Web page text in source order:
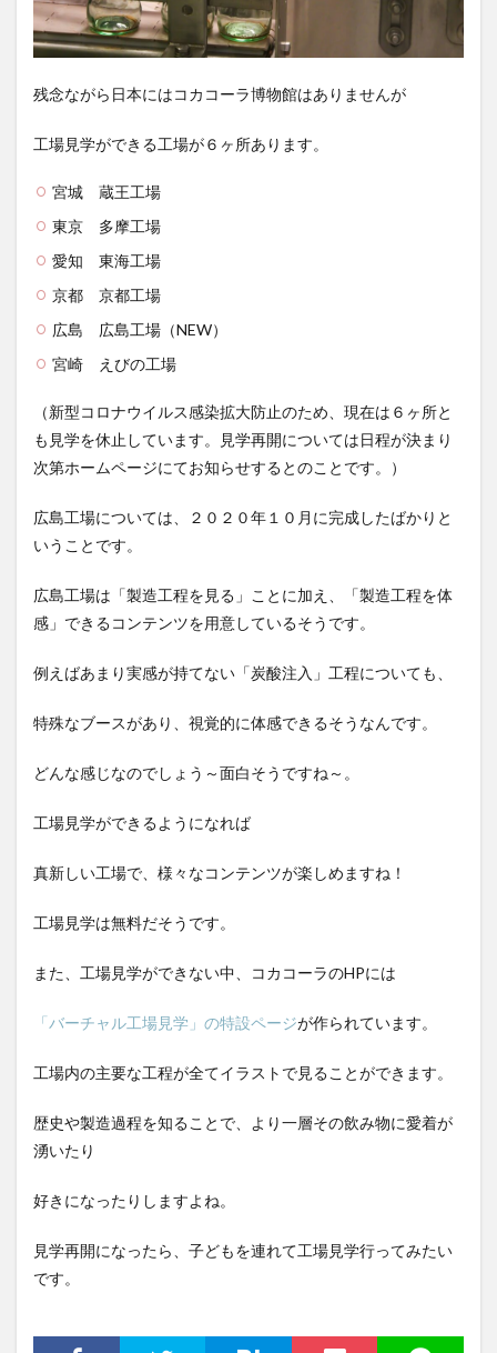
残念ながら日本にはコカコーラ博物館はありませんが
工場見学ができる工場が６ヶ所あります。
宮城 蔵王工場
東京 多摩工場
愛知 東海工場
京都 京都工場
広島 広島工場（NEW）
宮崎 えびの工場
（新型コロナウイルス感染拡大防止のため、現在は６ヶ所と
も見学を休止しています。見学再開については日程が決まり
次第ホームページにてお知らせするとのことです。）
広島工場については、２０２０年１０月に完成したばかりと
いうことです。
広島工場は「製造工程を見る」ことに加え、「製造工程を体
感」できるコンテンツを用意しているそうです。
例えばあまり実感が持てない「炭酸注入」工程についても、
特殊なブースがあり、視覚的に体感できるそうなんです。
どんな感じなのでしょう～面白そうですね～。
工場見学ができるようになれば
真新しい工場で、様々なコンテンツが楽しめますね！
工場見学は無料だそうです。
また、工場見学ができない中、コカコーラのHPには
「バーチャル工場見学」の特設ページが作られています。
工場内の主要な工程が全てイラストで見ることができます。
歴史や製造過程を知ることで、より一層その飲み物に愛着が
湧いたり
好きになったりしますよね。
見学再開になったら、子どもを連れて工場見学行ってみたい
です。